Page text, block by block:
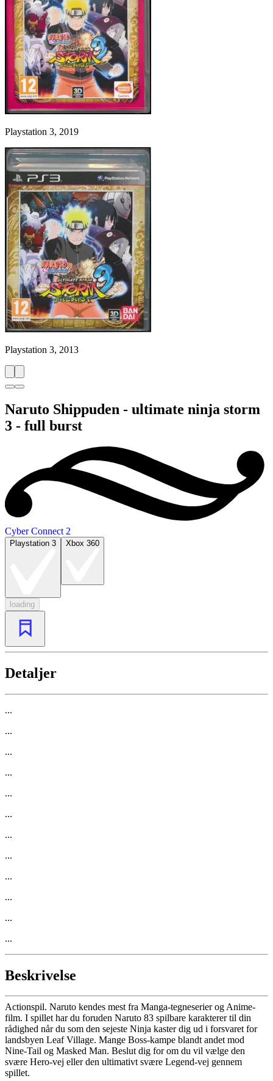
Playstation 3, 2019
Playstation 3, 2013
Naruto Shippuden - ultimate ninja storm
3 - full burst
Cyber Connect 2
Playstation 3 Xbox 360
loading
Detaljer
...
...
...
...
...
...
...
...
...
...
...
...
Beskrivelse
Actionspil. Naruto kendes mest fra Manga-tegneserier og Anime-
film. I spillet har du foruden Naruto 83 spilbare karakterer til din
rådighed når du som den sejeste Ninja kaster dig ud i forsvaret for
landsbyen Leaf Village. Mange Boss-kampe blandt andet mod
Nine-Tail og Masked Man. Beslut dig for om du vil vælge den
svære Hero-vej eller den ultimativt svære Legend-vej gennem
spillet.